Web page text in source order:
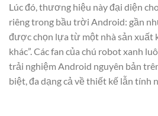
Lúc đó, thương hiệu này đại diện
riêng trong bầu trời Android: gần
được chọn lựa từ một nhà sản xuất
khác”. Các fan của chú robot xanh
trải nghiệm Android nguyên bản
biệt, đa dạng cả về thiết kế lẫn tính